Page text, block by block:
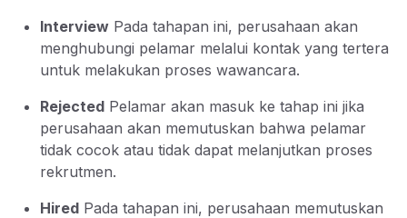
Interview Pada tahapan ini, perusahaan akan
menghubungi pelamar melalui kontak yang tertera
untuk melakukan proses wawancara.
Rejected Pelamar akan masuk ke tahap ini jika
perusahaan akan memutuskan bahwa pelamar
tidak cocok atau tidak dapat melanjutkan proses
rekrutmen.
Hired Pada tahapan ini, perusahaan memutuskan